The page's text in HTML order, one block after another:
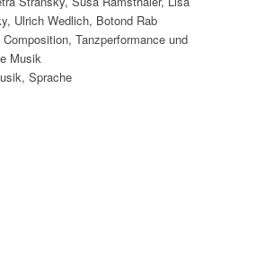
Ulrich Wedlich, Botond Rab
Tanzperformance und
Musik
Sprache